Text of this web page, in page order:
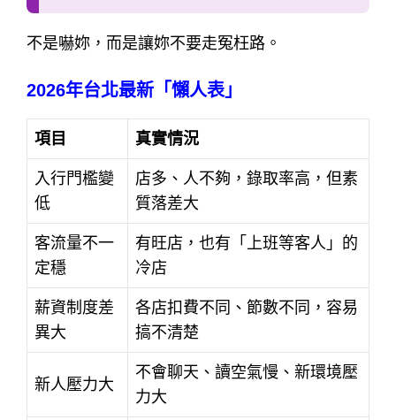
不是嚇妳，而是讓妳不要走冤枉路。
2026年台北最新「懶人表」
項目 真實情況
入行門檻變
低
店多、人不夠，錄取率高，但素
質落差大
客流量不一
定穩
有旺店，也有「上班等客人」的
冷店
薪資制度差
異大
各店扣費不同、節數不同，容易
搞不清楚
新人壓力大
不會聊天、讀空氣慢、新環境壓
力大